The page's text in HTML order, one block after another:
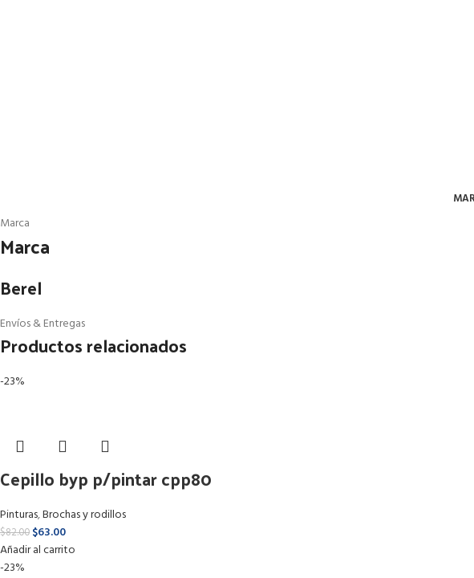
Marca
Marca
Berel
Envíos & Entregas
Productos relacionados
-23%
Cepillo byp p/pintar cpp80
Pinturas,Brochas y rodillos
$82.00 $63.00
Añadir al carrito
-23%